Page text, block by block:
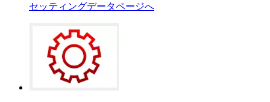
セッティングデータページへ